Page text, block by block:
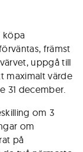
köpa
främst
uppgå till
maximalt värde
31 december.
om 3
om
på